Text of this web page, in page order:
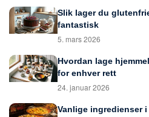
Slik lager du
fantastisk
5. mars 2026
Hvordan lage
for enhver rett
24. januar 2026
Vanlige ingredienser